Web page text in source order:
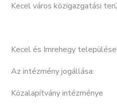
Kecel város közigazgatási
Kecel és Imrehegy
Az intézmény jogállása:
Közalapítvány intézménye